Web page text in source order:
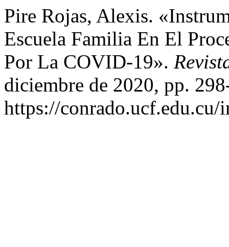
Pire Rojas, Alexis.
Escuela Familia En El
Por La COVID-19».
diciembre de 2020, pp.
https://